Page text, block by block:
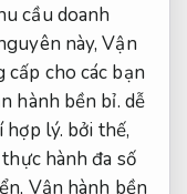
cầu doanh
này,Vận
cấp cho các bạn
hành bền bỉ. dễ
hợp lý. bởi thế,
hành đa số
Vận hành bền